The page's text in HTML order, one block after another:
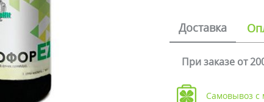
Доставка
При заказе от
Самовывоз с